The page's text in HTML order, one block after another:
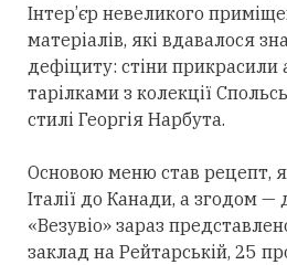
Інтер’єр невеликого
матеріалів, які вдавалося
дефіциту: стіни
тарілками з колекції
стилі Георгія Нарбута.
Основою меню став рецепт,
Італії до Канади, а згодом —
«Везувіо» зараз
заклад на Рейтарській, 25